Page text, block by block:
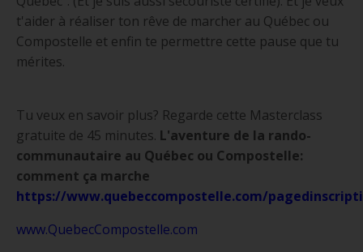
t'aider à réaliser ton rêve de marcher au Québec ou
Compostelle et enfin te permettre cette pause que tu
mérites.
Tu veux en savoir plus? Regarde cette Masterclass
gratuite de 45 minutes. L'aventure de la rando-
communautaire au Québec ou Compostelle:
comment ça marche
https://www.quebeccompostelle.com/
www.QuebecCompostelle.com